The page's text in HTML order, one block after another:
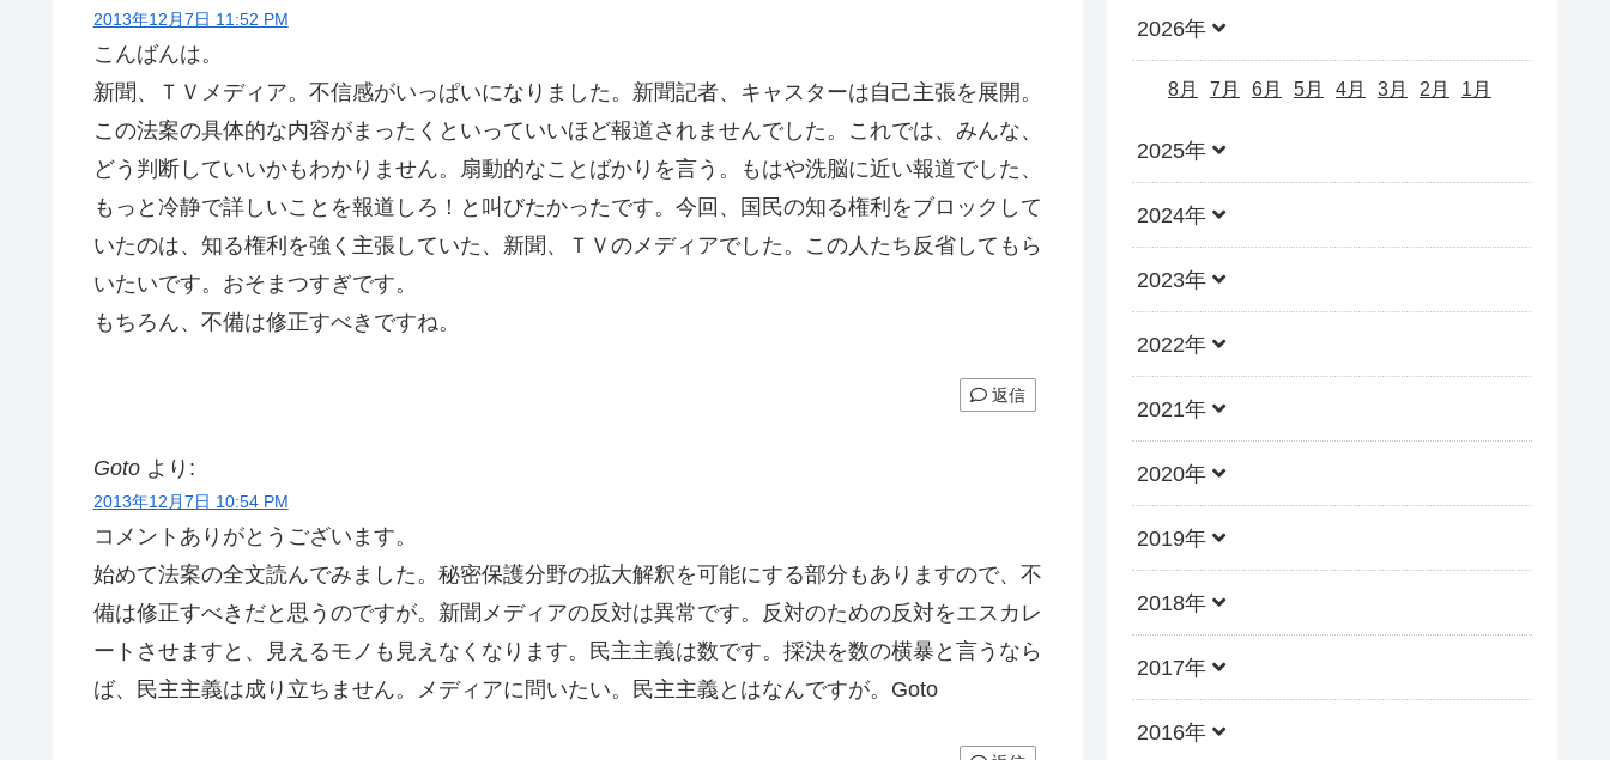
2013年12月7日 11:52 PM
こんばんは。
新聞、ＴＶメディア。不信感がいっぱいになりました。新聞記者、キャスターは自己主張を展開。
この法案の具体的な内容がまったくといっていいほど報道されませんでした。これでは、みんな、
どう判断していいかもわかりません。扇動的なことばかりを言う。もはや洗脳に近い報道でした、
もっと冷静で詳しいことを報道しろ！と叫びたかったです。今回、国民の知る権利をブロックして
いたのは、知る権利を強く主張していた、新聞、ＴＶのメディアでした。この人たち反省してもら
いたいです。おそまつすぎです。
もちろん、不備は修正すべきですね。
返信
Goto より:
2013年12月7日 10:54 PM
コメントありがとうございます。
始めて法案の全文読んでみました。秘密保護分野の拡大解釈を可能にする部分もありますので、不
備は修正すべきだと思うのですが。新聞メディアの反対は異常です。反対のための反対をエスカレ
ートさせますと、見えるモノも見えなくなります。民主主義は数です。採決を数の横暴と言うなら
ば、民主主義は成り立ちません。メディアに問いたい。民主主義とはなんですが。Goto
2026年
8月 7月 6月 5月 4月 3月 2月 1月
2025年
2024年
2023年
2022年
2021年
2020年
2019年
2018年
2017年
2016年